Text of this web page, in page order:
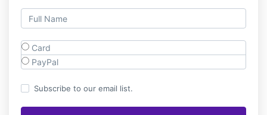
Card
PayPal
Subscribe to our email list.